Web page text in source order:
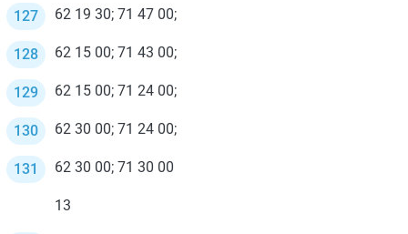
62 19 30; 71 47 00;
62 15 00; 71 43 00;
62 15 00; 71 24 00;
62 30 00; 71 24 00;
62 30 00; 71 30 00
13